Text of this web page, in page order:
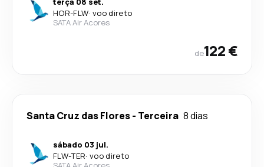
HOR-FLW· voo direto
SATA Air Acores
de122 €
Santa Cruz das Flores- Terceira 8 dias
sábado 03 jul.
FLW-TER· voo direto